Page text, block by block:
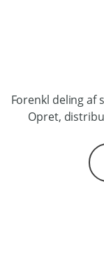
Forenkl deling af
Opret,